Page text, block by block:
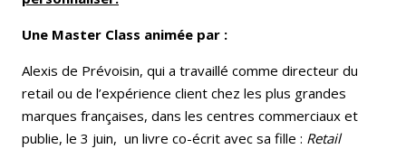
Une Master Class animée par :
Alexis de Prévoisin, qui a travaillé comme directeur du
retail ou de l’expérience client chez les plus grandes
marques françaises, dans les centres commerciaux et
publie, le 3 juin, un livre co-écrit avec sa fille : Retail